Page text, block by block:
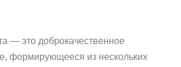
— это доброкачественное
формирующееся из нескольких